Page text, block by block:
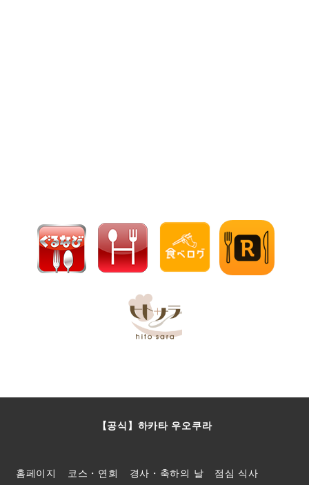
【공식】하카타 우오쿠라
홈페이지 코스・연회 경사・축하의 날 점심 식사